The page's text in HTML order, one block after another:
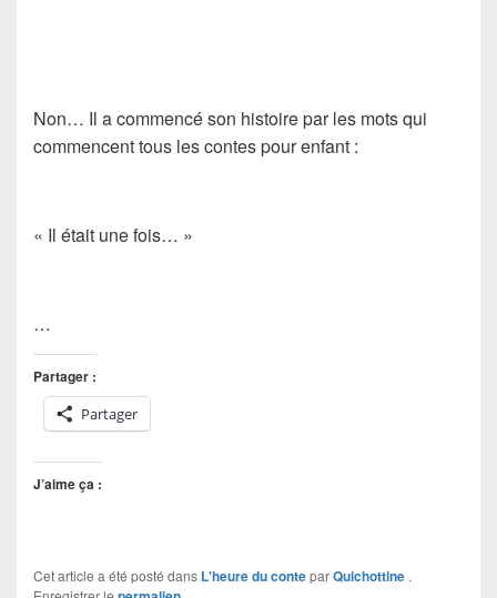
Non… Il a commencé son histoire par les mots qui
commencent tous les contes pour enfant :
« Il était une fois… »
…
Partager :
Partager
J’aime ça :
Cet article a été posté dans L'heure du conteparQuichottine .